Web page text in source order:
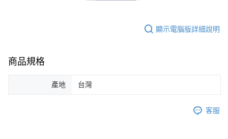
顯示電腦版詳細說明
商品規格
產地 台灣
客服